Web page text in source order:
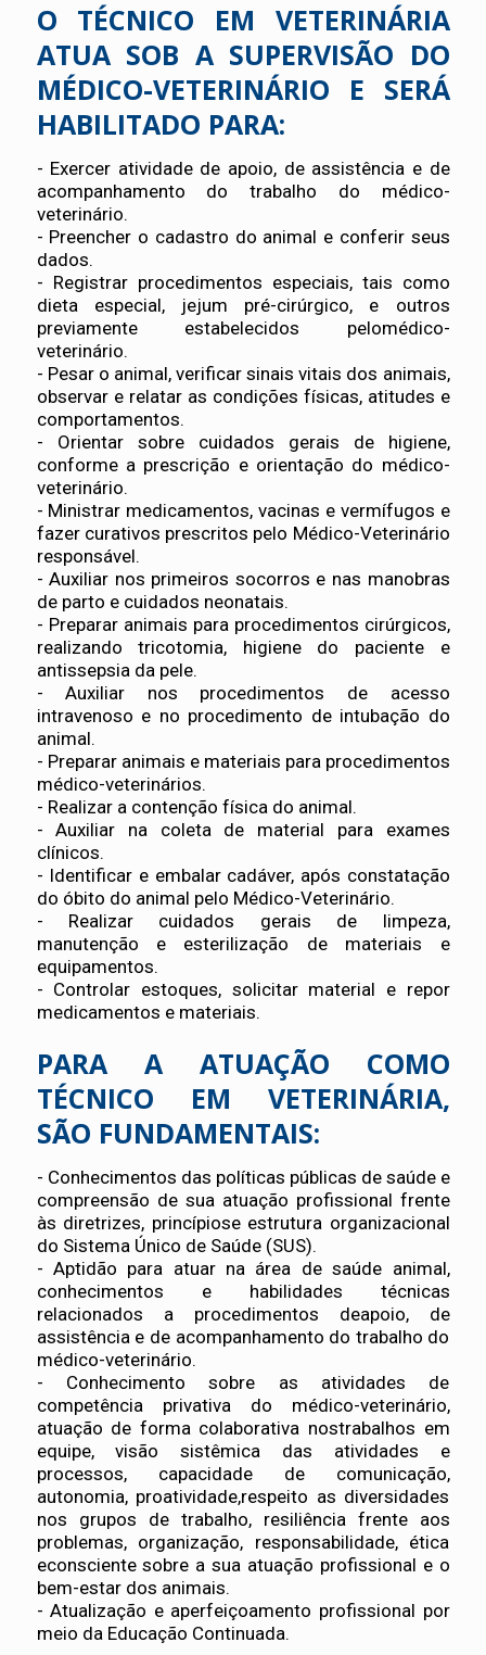
O TÉCNICO EM VETERINÁRIA
ATUA SOB A SUPERVISÃO DO
MÉDICO-VETERINÁRIO E SERÁ
HABILITADO PARA:
- Exercer atividade de apoio, de assistência e de
acompanhamento do trabalho do médico-
veterinário.
- Preencher o cadastro do animal e conferir seus
dados.
- Registrar procedimentos especiais, tais como
dieta especial, jejum pré-cirúrgico, e outros
previamente estabelecidos pelomédico-
veterinário.
- Pesar o animal, verificar sinais vitais dos animais,
observar e relatar as condições físicas, atitudes e
comportamentos.
- Orientar sobre cuidados gerais de higiene,
conforme a prescrição e orientação do médico-
veterinário.
- Ministrar medicamentos, vacinas e vermífugos e
fazer curativos prescritos pelo Médico-Veterinário
responsável.
- Auxiliar nos primeiros socorros e nas manobras
de parto e cuidados neonatais.
- Preparar animais para procedimentos cirúrgicos,
realizando tricotomia, higiene do paciente e
antissepsia da pele.
- Auxiliar nos procedimentos de acesso
intravenoso e no procedimento de intubação do
animal.
- Preparar animais e materiais para procedimentos
médico-veterinários.
- Realizar a contenção física do animal.
- Auxiliar na coleta de material para exames
clínicos.
- Identificar e embalar cadáver, após constatação
do óbito do animal pelo Médico-Veterinário.
- Realizar cuidados gerais de limpeza,
manutenção e esterilização de materiais e
equipamentos.
- Controlar estoques, solicitar material e repor
medicamentos e materiais.
PARA A ATUAÇÃO COMO
TÉCNICO EM VETERINÁRIA,
SÃO FUNDAMENTAIS:
- Conhecimentos das políticas públicas de saúde e
compreensão de sua atuação profissional frente
às diretrizes, princípiose estrutura organizacional
do Sistema Único de Saúde (SUS).
- Aptidão para atuar na área de saúde animal,
conhecimentos e habilidades técnicas
relacionados a procedimentos deapoio, de
assistência e de acompanhamento do trabalho do
médico-veterinário.
- Conhecimento sobre as atividades de
competência privativa do médico-veterinário,
atuação de forma colaborativa nostrabalhos em
equipe, visão sistêmica das atividades e
processos, capacidade de comunicação,
autonomia, proatividade,respeito as diversidades
nos grupos de trabalho, resiliência frente aos
problemas, organização, responsabilidade, ética
econsciente sobre a sua atuação profissional e o
bem-estar dos animais.
- Atualização e aperfeiçoamento profissional por
meio da Educação Continuada.